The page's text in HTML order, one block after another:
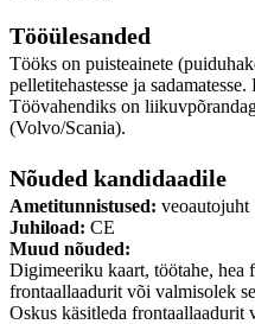
Tööülesanded
Tööks on puisteainete
pelletitehastesse ja
Töövahendiks on
(Volvo/Scania).
Nõuded kandidaadile
Ametitunnistused: veoautojuht
Juhiload: CE
Muud nõuded:
Digimeeriku kaart, töötahe, hea
frontaallaadurit või valmisolek
Oskus käsitleda frontaallaadurit